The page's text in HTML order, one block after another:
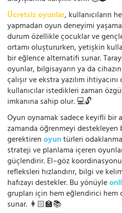
Ücretsiz oyunlar, kullanıcıların
yapmadan oyun deneyimi
durum özellikle çocuklar ve
ortamı oluştururken, yetişkin
bir eğlence alternatifi sunar.
oyunlar, bilgisayarın ya da
çalışır ve ekstra yazılım
kullanıcılar istedikleri zaman
imkanına sahip olur. 💻🔓
Oyun oynamak sadece keyifli bir
zamanda öğrenmeyi
gerektirenoyuntürleri
strateji ve planlama içeren
güçlendirir. El–göz
refleksleri hızlandırır, bilgi ve
hafızayı destekler. Bu yönüyle
grupları için hem eğlendirici
sunar. 👩🏻‍🏫📚